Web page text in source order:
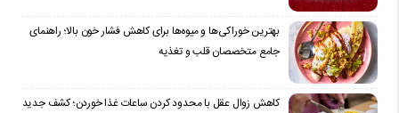
بهترین خوراکی‌ها و میوه‌ها برای کاهش فشار خون بالا؛ راهنمای
جامع متخصصان قلب و تغذیه
کاهش زوال عقل با محدود کردن ساعات غذا خوردن؛ کشف جدید